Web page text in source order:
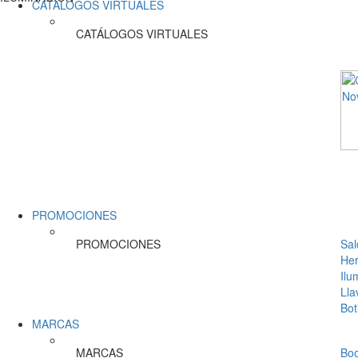
CATÁLOGOS VIRTUALES
CATÁLOGOS VIRTUALES
PROMOCIONES
PROMOCIONES
MARCAS
MARCAS